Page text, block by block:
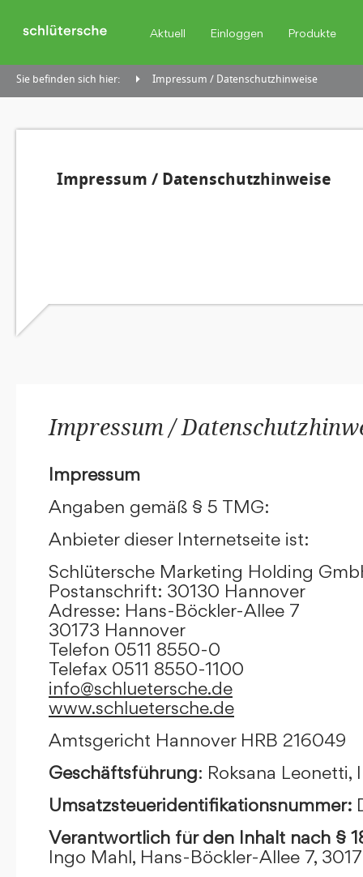
Aktuell Einloggen Produkte
Sie befinden sich hier: Impressum / Datenschutzhinweise
Impressum / Datenschutzhinweise
Impressum /
Impressum
Angaben gemäß § 5 TMG:
Anbieter dieser Internetseite ist:
Schlütersche Marketing Holding
Postanschrift: 30130 Hannover
Adresse: Hans-Böckler-Allee 7
30173 Hannover
Telefon 0511 8550-0
Telefax 0511 8550-1100
info@schluetersche.de
www.schluetersche.de
Amtsgericht Hannover HRB 216049
Geschäftsführung: Roksana Leonetti,
Umsatzsteueridentifikationsnummer:
Verantwortlich für den Inhalt nach §
Ingo Mahl, Hans-Böckler-Allee 7,